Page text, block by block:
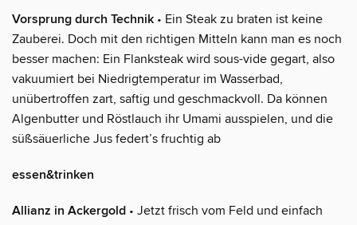
Vorsprung durch Technik • Ein Steak zu braten ist keine
Zauberei. Doch mit den richtigen Mitteln kann man es noch
besser machen: Ein Flanksteak wird sous-vide gegart, also
vakuumiert bei Niedrigtemperatur im Wasserbad,
unübertroffen zart, saftig und geschmackvoll. Da können
Algenbutter und Röstlauch ihr Umami ausspielen, und die
süßsäuerliche Jus federt’s fruchtig ab
essen&trinken
Allianz in Ackergold • Jetzt frisch vom Feld und einfach